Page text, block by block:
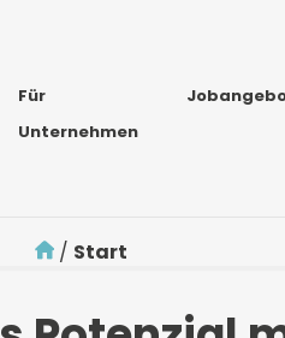
Für
Unternehmen
/ Start